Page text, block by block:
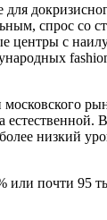
спрос со
центры с
низкий
или почти